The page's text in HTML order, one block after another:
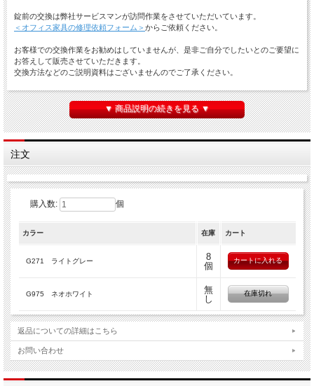
錠前の交換は弊社サービスマンが訪問作業をさせていただいています。
＜オフィス家具の修理依頼フォーム＞ からご依頼ください。
お客様での交換作業をお勧めはしていませんが、是非ご自分でしたいとのご要望に
お答えして販売させていただきます。
交換方法などのご説明資料はございませんのでご了承ください。
ＦＺ型オフィスロッカーの交換用錠前付き取手です。
＜ご注意＞
ご提供する鍵番号は ＯＭ＊＊＊＊ です。
現在お使いの鍵番号には頭２桁がＨＮ、ＨＫ、ＯＫの場合もあります。
使用者が変わるので鍵番号を変えたい・・・などのご要望があり販売させていただ
きます。
他の鍵番号（例：Ｇ＊＊＊）などとの互換性はありません。
▼ 商品説明の続きを見る ▼
注文
購入数: 個
カラー 在庫 カート
G271 ライトグレー
8
個
G975 ネオホワイト
無
し
在庫切れ
返品についての詳細はこちら
お問い合わせ